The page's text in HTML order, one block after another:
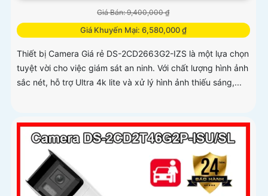
Giá Bán: 9,400,000 ₫
Giá Khuyến Mại: 6,580,000 ₫
Thiết bị Camera Giá rẻ DS-2CD2663G2-IZS là một lựa chọn
tuyệt vời cho việc giám sát an ninh. Với chất lượng hình ảnh
sắc nét, hỗ trợ Ultra 4k lite và xử lý hình ảnh thiếu sáng,...